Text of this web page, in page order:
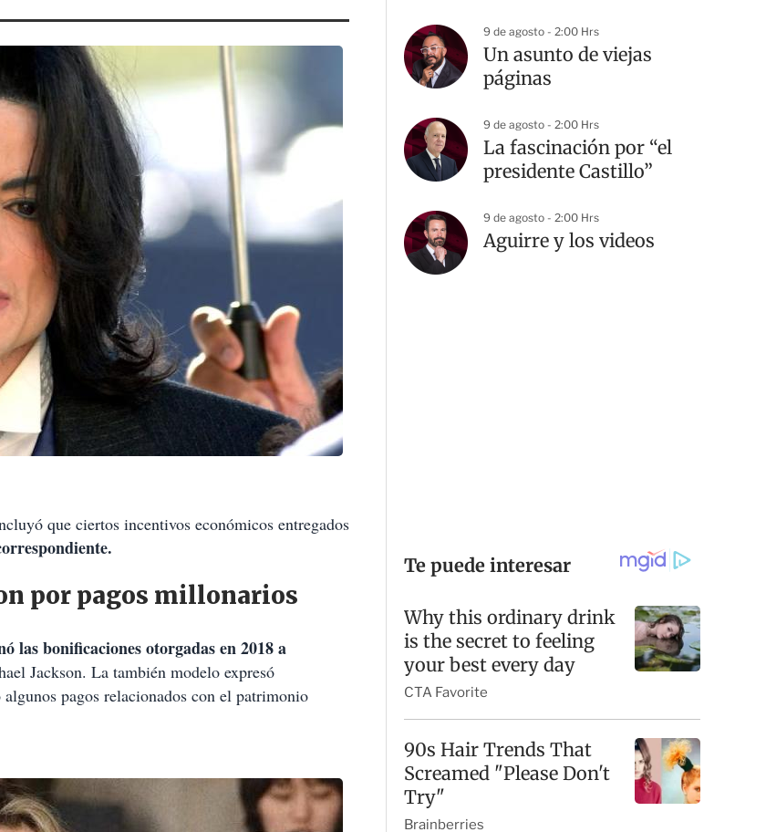
que ciertos incentivos económicos entregados
por pagos millonarios
las bonificaciones otorgadas en 2018 a
Jackson. La también modelo expresó
pagos relacionados con el patrimonio
9 de agosto - 2:00 Hrs
Un asunto de viejas
páginas
9 de agosto - 2:00 Hrs
La fascinación por “el
presidente Castillo”
9 de agosto - 2:00 Hrs
Aguirre y los videos